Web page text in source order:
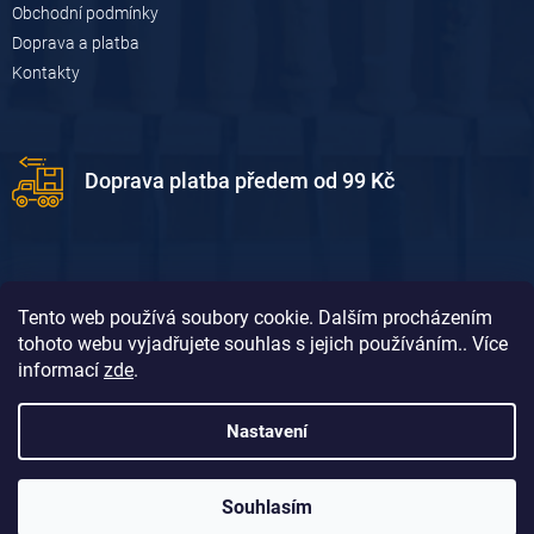
Tento web používá soubory cookie. Dalším procházením
tohoto webu vyjadřujete souhlas s jejich používáním.. Více
informací zde.
Nastavení
Souhlasím
Obchodní podmínky
Doprava a platba
Kontakty
Doprava platba předem od 99 Kč
Doprava platba dobírkou od 119 Kč